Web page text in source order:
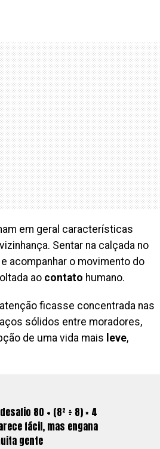
em geral características
Sentar na calçada no
acompanhar o movimento do
ao contato humano.
ficasse concentrada nas
sólidos entre moradores,
de uma vida mais leve,
desafio 80 + (8² ÷ 8) × 4
fácil, mas engana
gente